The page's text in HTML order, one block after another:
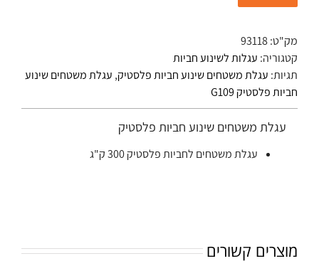
מק"ט:93118
קטגוריה: עגלות לשינוע חביות
תגיות: עגלת משטחים שינוע חביות פלסטיק, עגלת משטחים שינוע
חביות פלסטיק G109
עגלת משטחים שינוע חביות פלסטיק
עגלת משטחים לחביות פלסטיק 300 ק"ג
מוצרים קשורים